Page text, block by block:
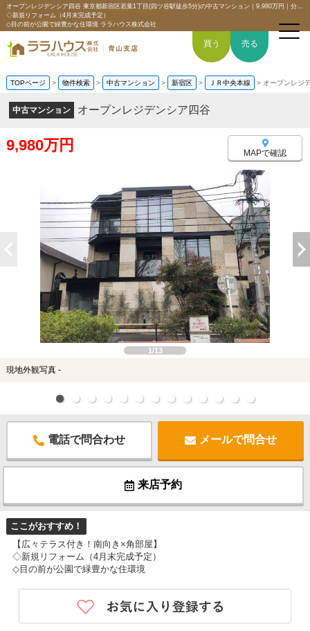
オープンレジデンシア四谷 東京都新宿区若葉1丁目(四ツ谷駅徒歩5分)の中古マンション｜9,980万円｜分譲マンション情報｜【広々テラス付き！南向き×角部屋】
◇新規リフォーム（4月末完成予定）
◇目の前が公園で緑豊かな住環境 ララハウス株式会社
買いたい
売りたい
空間デザイン事例
6つの強み
会社概要
スタッフ紹介
お問い合わせ
買う 売る
TOPページ > 物件検索 > 中古マンション > 新宿区 > ＪＲ中央本線 > オープンレジ
中古マンション オープンレジデンシア四谷
9,980万円 MAPで確認
1/13
現地外観写真 -
電話で問合わせ メールで問合せ
来店予約
ここがおすすめ！
【広々テラス付き！南向き×角部屋】
◇新規リフォーム（4月末完成予定）
◇目の前が公園で緑豊かな住環境